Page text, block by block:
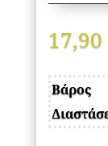
17,90
Βάρος